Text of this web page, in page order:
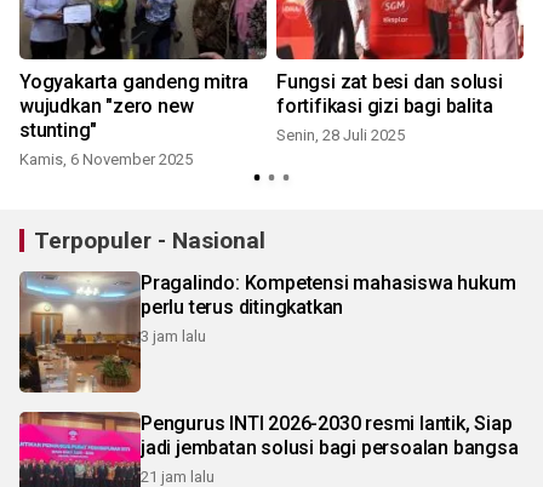
Yogyakarta gandeng mitra
wujudkan "zero new
stunting"
Kamis, 6 November 2025
Fungsi zat besi dan solusi
fortifikasi gizi bagi balita
Senin, 28 Juli 2025
Terpopuler - Nasional
Pragalindo: Kompetensi mahasiswa hukum
perlu terus ditingkatkan
3 jam lalu
Pengurus INTI 2026-2030 resmi lantik, Siap
jadi jembatan solusi bagi persoalan bangsa
21 jam lalu